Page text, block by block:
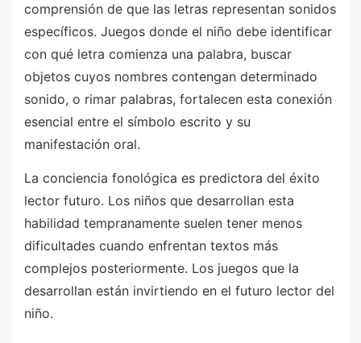
comprensión de que las letras representan sonidos
específicos. Juegos donde el niño debe identificar
con qué letra comienza una palabra, buscar
objetos cuyos nombres contengan determinado
sonido, o rimar palabras, fortalecen esta conexión
esencial entre el símbolo escrito y su
manifestación oral.
La conciencia fonológica es predictora del éxito
lector futuro. Los niños que desarrollan esta
habilidad tempranamente suelen tener menos
dificultades cuando enfrentan textos más
complejos posteriormente. Los juegos que la
desarrollan están invirtiendo en el futuro lector del
niño.